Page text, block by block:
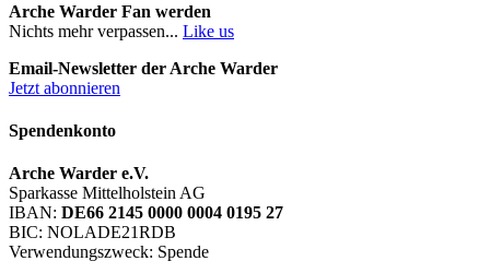
Arche Warder Fan werden
Nichts mehr verpassen... Like us
Email-Newsletter der Arche Warder
Jetzt abonnieren
Spendenkonto
Arche Warder e.V.
Sparkasse Mittelholstein AG
IBAN: DE66 2145 0000 0004 0195 27
BIC: NOLADE21RDB
Verwendungszweck: Spende